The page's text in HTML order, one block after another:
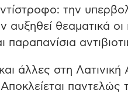
την
θεαματικά οι
άλλες στη Λατινική